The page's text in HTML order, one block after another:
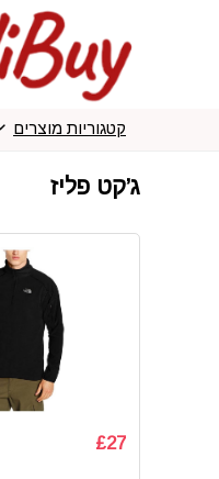
קטגוריות מוצרים
ג’קט פליז
£27